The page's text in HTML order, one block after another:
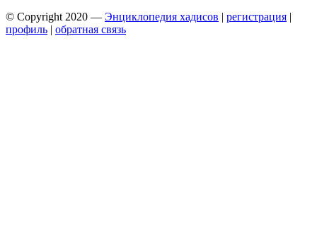
© Copyright 2020 — Энциклопедия хадисов | регистрация |
профиль | обратная связь